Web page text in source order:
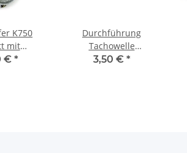
K750
mit
nur ohne
€ *
Durchführung
Tachowelle
Scheinwerfer K750,
3,50 € *